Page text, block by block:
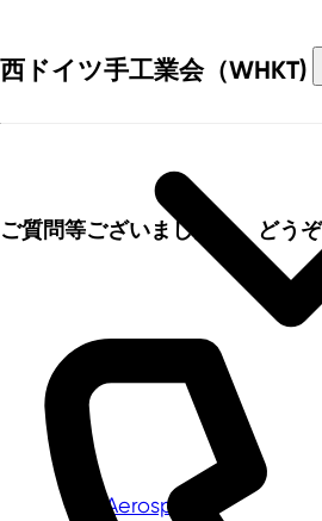
Aerospace
西ドイツ手工業会（WHKT)
ご質問等ございましたら、どう